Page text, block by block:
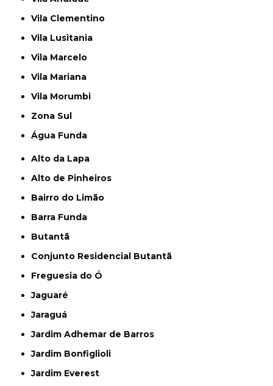
Vila Clementino
Vila Lusitania
Vila Marcelo
Vila Mariana
Vila Morumbi
Zona Sul
Água Funda
Alto da Lapa
Alto de Pinheiros
Bairro do Limão
Barra Funda
Butantã
Conjunto Residencial Butantã
Freguesia do Ó
Jaguaré
Jaraguá
Jardim Adhemar de Barros
Jardim Bonfiglioli
Jardim Everest